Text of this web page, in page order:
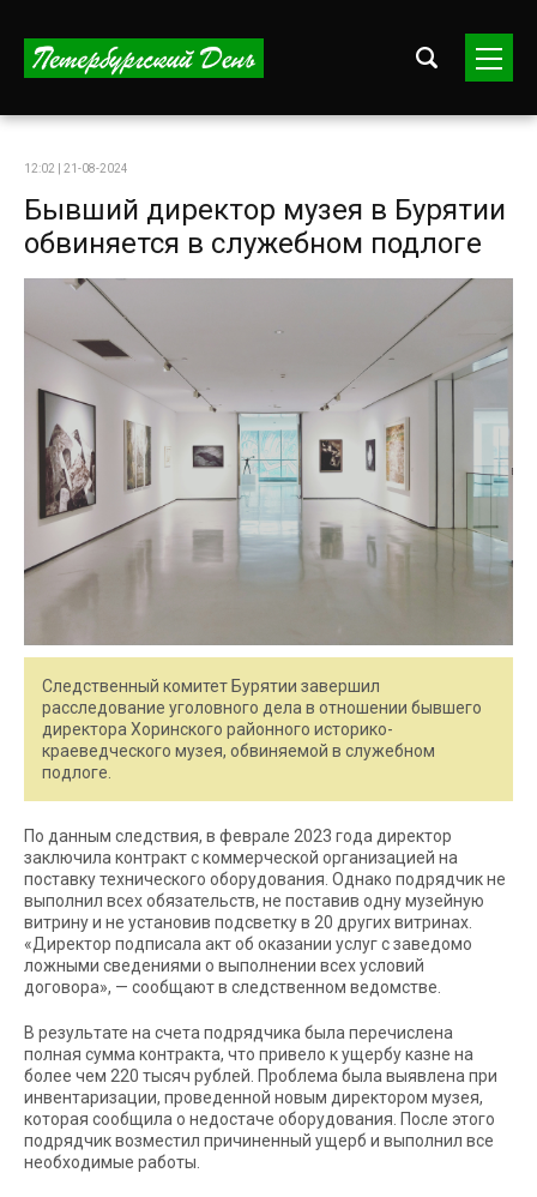
12:02 | 21-08-2024
Бывший директор музея в Бурятии
обвиняется в служебном подлоге
Следственный комитет Бурятии завершил
расследование уголовного дела в отношении бывшего
директора Хоринского районного историко-
краеведческого музея, обвиняемой в служебном
подлоге.
По данным следствия, в феврале 2023 года директор
заключила контракт с коммерческой организацией на
поставку технического оборудования. Однако подрядчик не
выполнил всех обязательств, не поставив одну музейную
витрину и не установив подсветку в 20 других витринах.
«Директор подписала акт об оказании услуг с заведомо
ложными сведениями о выполнении всех условий
договора», — сообщают в следственном ведомстве.
В результате на счета подрядчика была перечислена
полная сумма контракта, что привело к ущербу казне на
более чем 220 тысяч рублей. Проблема была выявлена при
инвентаризации, проведенной новым директором музея,
которая сообщила о недостаче оборудования. После этого
подрядчик возместил причиненный ущерб и выполнил все
необходимые работы.